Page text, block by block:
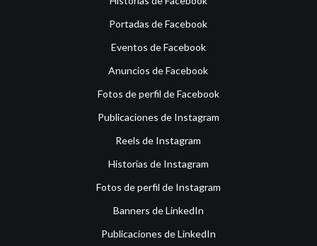
Portadas de Facebook
Eventos de Facebook
Anuncios de Facebook
Fotos de perfil de Facebook
Publicaciones de Instagram
Reels de Instagram
Historias de Instagram
Fotos de perfil de Instagram
Banners de LinkedIn
Publicaciones de LinkedIn